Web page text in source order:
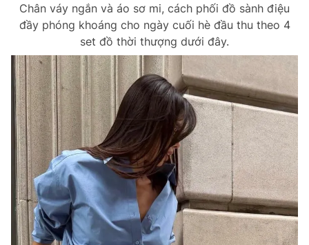
Chân váy ngắn và áo sơ mi, cách phối đồ sành điệu
đầy phóng khoáng cho ngày cuối hè đầu thu theo 4
set đồ thời thượng dưới đây.